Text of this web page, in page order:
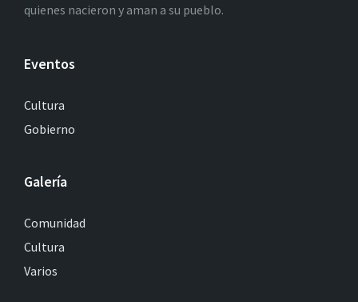
quienes nacieron y aman a su pueblo.
Eventos
Cultura
Gobierno
Galería
Comunidad
Cultura
Varios